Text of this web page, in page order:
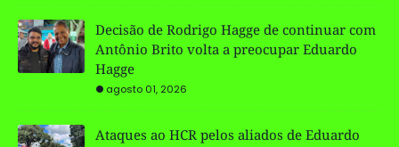
Decisão de Rodrigo Hagge de continuar com
Antônio Brito volta a preocupar Eduardo
Hagge
agosto 01, 2026
Ataques ao HCR pelos aliados de Eduardo